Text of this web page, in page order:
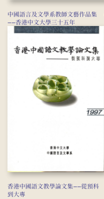
中國語言及文學系教師文藝作品集
——香港中文大學三十五年
香港中國語文教學論文集——從預科
到大專